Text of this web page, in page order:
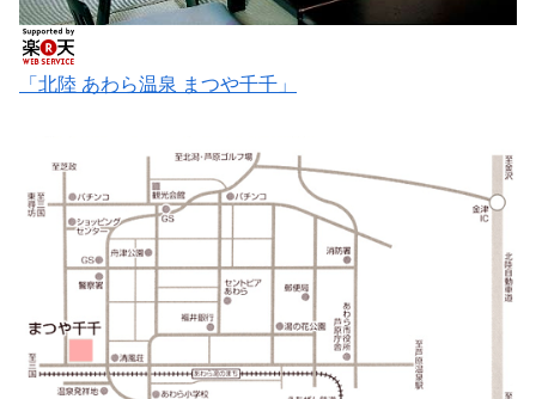
「北陸 あわら温泉 まつや千千」